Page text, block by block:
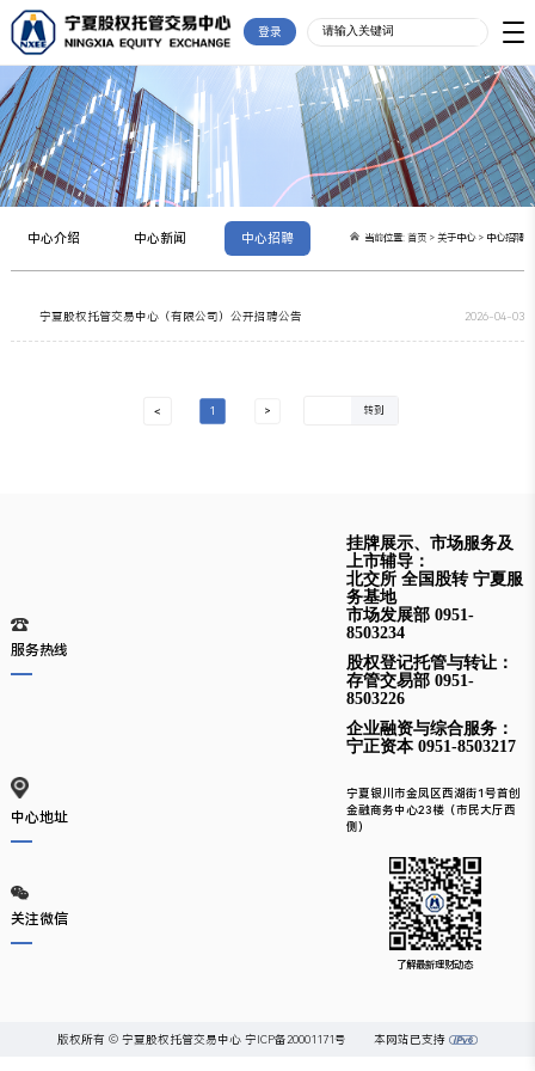
登录
中心介绍 中心新闻 中心招聘 当前位置: 首页 >关于中心> 中心招聘
宁夏股权托管交易中心（有限公司）公开招聘公告 2026-04-03
> 1 >
服务热线
挂牌展示、市场服务及
上市辅导：
北交所 全国股转 宁夏服
务基地
市场发展部 0951-
8503234
股权登记托管与转让：
存管交易部 0951-
8503226
企业融资与综合服务：
宁正资本 0951-8503217
中心地址
宁夏银川市金凤区西湖街1号首创
金融商务中心23楼（市民大厅西
侧）
关注微信
了解最新理财动态
版权所有 © 宁夏股权托管交易中心 宁ICP备20001171号 本网站已支持